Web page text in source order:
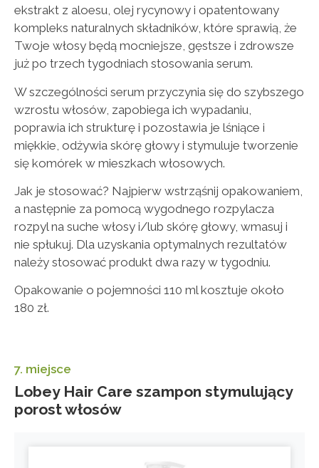
ekstrakt z aloesu, olej rycynowy i opatentowany
kompleks naturalnych składników, które sprawią, że
Twoje włosy będą mocniejsze, gęstsze i zdrowsze
już po trzech tygodniach stosowania serum.
W szczególności serum przyczynia się do szybszego
wzrostu włosów, zapobiega ich wypadaniu,
poprawia ich strukturę i pozostawia je lśniące i
miękkie, odżywia skórę głowy i stymuluje tworzenie
się komórek w mieszkach włosowych.
Jak je stosować? Najpierw wstrząśnij opakowaniem,
a następnie za pomocą wygodnego rozpylacza
rozpyl na suche włosy i/lub skórę głowy, wmasuj i
nie spłukuj. Dla uzyskania optymalnych rezultatów
należy stosować produkt dwa razy w tygodniu.
Opakowanie o pojemności 110 ml kosztuje około
180 zł.
7. miejsce
Lobey Hair Care szampon stymulujący
porost włosów